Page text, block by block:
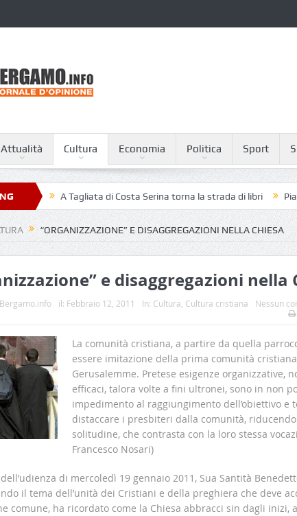
Attualità Cultura Economia Politica Sport
A Tagliata di Costa Serina torna la strada di libri Piazza Vecchia
“ORGANIZZAZIONE” E DISAGGREGAZIONI NELLA CHIESA
e disaggregazioni nella
Bergamo.info il: Febbraio 12, 2011 In: Cultura Cultura cristiana
Nessun
La comunità cristiana, a partire da quella
essere imitazione della prima comunità
Gerusalemme. Pretese esigenze organizzative,
efficaci, talora volte a fini ultronei, sono in non
impedimento al raggiungimento dell’obiettivo e
distaccare i presbiteri dalla comunità,
solitudine, che contrasta con la loro stessa
Francesco Nosari)
di mercoledì 19 gennaio 2011, Sua Santità
il tema dell’unità dei Cristiani e della preghiera che deve
comune, ha ricordato come la Chiesa abbracci sin dagli inizi,